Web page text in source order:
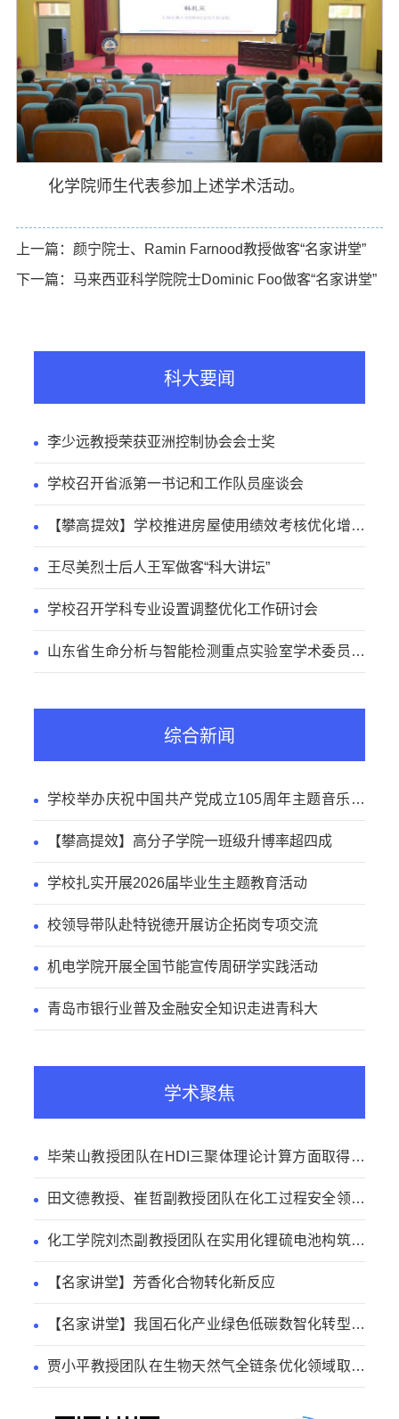
化学院师生代表参加上述学术活动。
上一篇：颜宁院士、Ramin Farnood教授做客“名家讲堂”
下一篇：马来西亚科学院院士Dominic Foo做客“名家讲堂”
科大要闻
李少远教授荣获亚洲控制协会会士奖
学校召开省派第一书记和工作队员座谈会
【攀高提效】学校推进房屋使用绩效考核优化增效
王尽美烈士后人王军做客“科大讲坛”
学校召开学科专业设置调整优化工作研讨会
山东省生命分析与智能检测重点实验室学术委员会
综合新闻
学校举办庆祝中国共产党成立105周年主题音乐党
【攀高提效】高分子学院一班级升博率超四成
学校扎实开展2026届毕业生主题教育活动
校领导带队赴特锐德开展访企拓岗专项交流
机电学院开展全国节能宣传周研学实践活动
青岛市银行业普及金融安全知识走进青科大
学术聚焦
毕荣山教授团队在HDI三聚体理论计算方面取得新
田文德教授、崔哲副教授团队在化工过程安全领域
化工学院刘杰副教授团队在实用化锂硫电池构筑方
【名家讲堂】芳香化合物转化新反应
【名家讲堂】我国石化产业绿色低碳数智化转型路
贾小平教授团队在生物天然气全链条优化领域取得